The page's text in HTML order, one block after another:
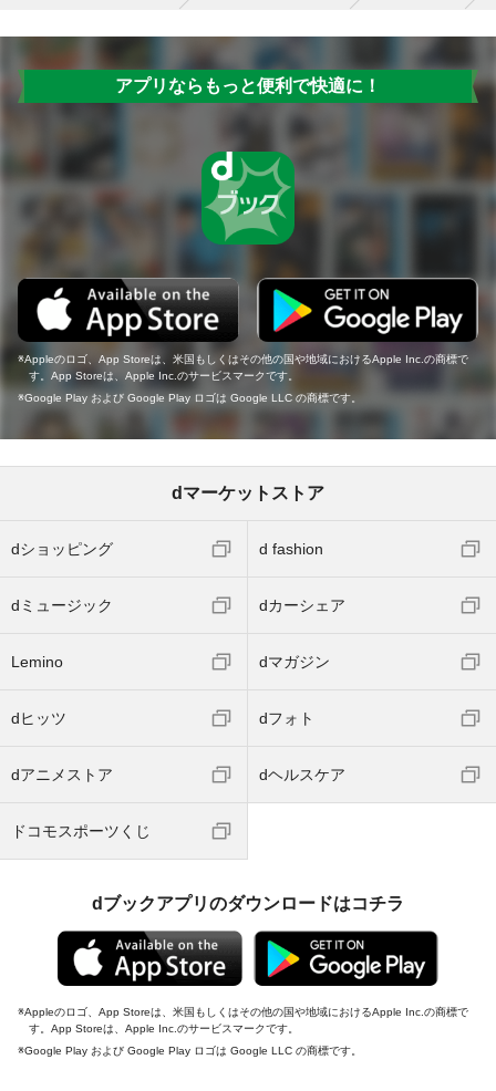
アプリならもっと便利で快適に！
Appleのロゴ、App Storeは、米国もしくはその他の国や地域におけるApple Inc.の商標で
す。App Storeは、Apple Inc.のサービスマークです。
Google Play および Google Play ロゴは Google LLC の商標です。
dマーケットストア
dショッピング d fashion
dミュージック dカーシェア
Lemino dマガジン
dヒッツ dフォト
dアニメストア dヘルスケア
ドコモスポーツくじ
dブックアプリのダウンロードはコチラ
Appleのロゴ、App Storeは、米国もしくはその他の国や地域におけるApple Inc.の商標で
す。App Storeは、Apple Inc.のサービスマークです。
Google Play および Google Play ロゴは Google LLC の商標です。